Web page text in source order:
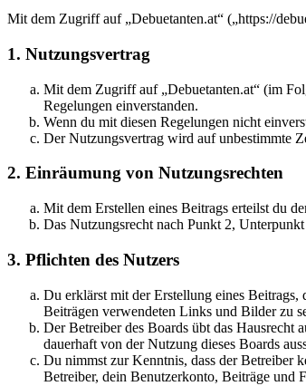
Mit dem Zugriff auf „Debuetanten.at“ („https://
1. Nutzungsvertrag
Mit dem Zugriff auf „Debuetanten.at“ (im
Regelungen einverstanden.
Wenn du mit diesen Regelungen nicht
Der Nutzungsvertrag wird auf unbestimmte
2. Einräumung von Nutzungsrechten
Mit dem Erstellen eines Beitrags erteilst du
Das Nutzungsrecht nach Punkt 2,
3. Pflichten des Nutzers
Du erklärst mit der Erstellung eines Beitrags,
Beiträgen verwendeten Links und Bilder zu
Der Betreiber des Boards übt das Hausrecht
dauerhaft von der Nutzung dieses Boards
Du nimmst zur Kenntnis, dass der Betreiber
Betreiber, dein Benutzerkonto, Beiträge und